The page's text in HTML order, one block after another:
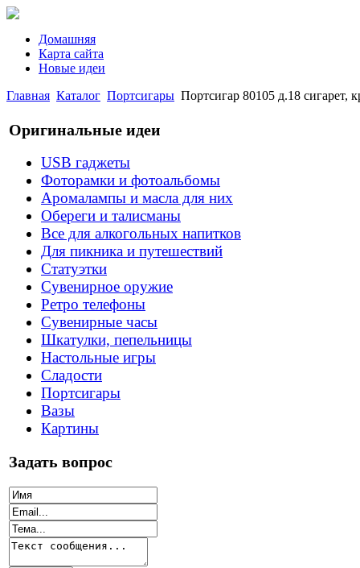
Домашняя
Карта сайта
Новые идеи
Главная Каталог Портсигары Портсигар 80105 д.18 сигарет,
Оригинальные идеи
USB гаджеты
Фоторамки и фотоальбомы
Аромалампы и масла для них
Обереги и талисманы
Все для алкогольных напитков
Для пикника и путешествий
Статуэтки
Сувенирное оружие
Ретро телефоны
Сувенирные часы
Шкатулки, пепельницы
Настольные игры
Сладости
Портсигары
Вазы
Картины
Задать вопрос